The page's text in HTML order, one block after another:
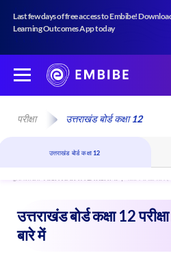
Last few days of free access to Embibe!
Learning Outcomes App today
परीक्षा उत्तराखंड बोर्ड कक्षा 12
उत्तराखंड बोर्ड कक्षा 12
उत्तराखंड बोर्ड कक्षा 12
बारे में